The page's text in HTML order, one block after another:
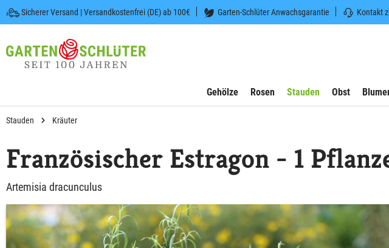
Zur Hauptnavigation springen
Sicherer Versand | Versandkostenfrei (DE) ab 100€ Garten-Schlüter Anwachsgarantie Kontakt
Gehölze Rosen Stauden Obst
Stauden Kräuter
Französischer Estragon - 1
Artemisia dracunculus